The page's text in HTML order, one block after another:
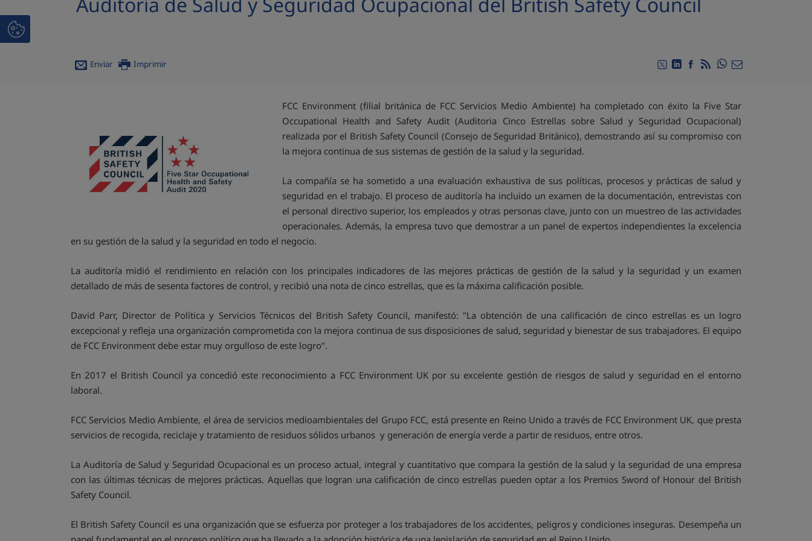
Enviar Imprimir Compartir en Twitter
Compartir en Linkedin
Compartir en Facebook
RSSCompartir en
FCC Environment (filial británica de FCC Servicios Medio Ambiente) ha completado con éxito la Five Star
Occupational Health and Safety Audit (Auditoria Cinco Estrellas sobre Salud y Seguridad Ocupacional)
realizada por el British Safety Council (Consejo de Seguridad Británico), demostrando así su compromiso con
la mejora continua de sus sistemas de gestión de la salud y la seguridad.
La compañía se ha sometido a una evaluación exhaustiva de sus políticas, procesos y prácticas de salud y
seguridad en el trabajo. El proceso de auditoría ha incluido un examen de la documentación, entrevistas con
el personal directivo superior, los empleados y otras personas clave, junto con un muestreo de las actividades
operacionales. Además, la empresa tuvo que demostrar a un panel de expertos independientes la excelencia
en su gestión de la salud y la seguridad en todo el negocio.
La auditoría midió el rendimiento en relación con los principales indicadores de las mejores prácticas de gestión de la salud y la seguridad y un examen
detallado de más de sesenta factores de control, y recibió una nota de cinco estrellas, que es la máxima calificación posible.
David Parr, Director de Política y Servicios Técnicos del British Safety Council, manifestó: "La obtención de una calificación de cinco estrellas es un logro
excepcional y refleja una organización comprometida con la mejora continua de sus disposiciones de salud, seguridad y bienestar de sus trabajadores. El equipo
de FCC Environment debe estar muy orgulloso de este logro".
En 2017 el British Council ya concedió este reconocimiento a FCC Environment UK por su excelente gestión de riesgos de salud y seguridad en el entorno
laboral.
FCC Servicios Medio Ambiente, el área de servicios medioambientales del Grupo FCC, está presente en Reino Unido a través de FCC Environment UK, que presta
servicios de recogida, reciclaje y tratamiento de residuos sólidos urbanos y generación de energía verde a partir de residuos, entre otros.
La Auditoría de Salud y Seguridad Ocupacional es un proceso actual, integral y cuantitativo que compara la gestión de la salud y la seguridad de una empresa
con las últimas técnicas de mejores prácticas. Aquellas que logran una calificación de cinco estrellas pueden optar a los Premios Sword of Honour del British
Safety Council.
El British Safety Council es una organización que se esfuerza por proteger a los trabajadores de los accidentes, peligros y condiciones inseguras. Desempeña un